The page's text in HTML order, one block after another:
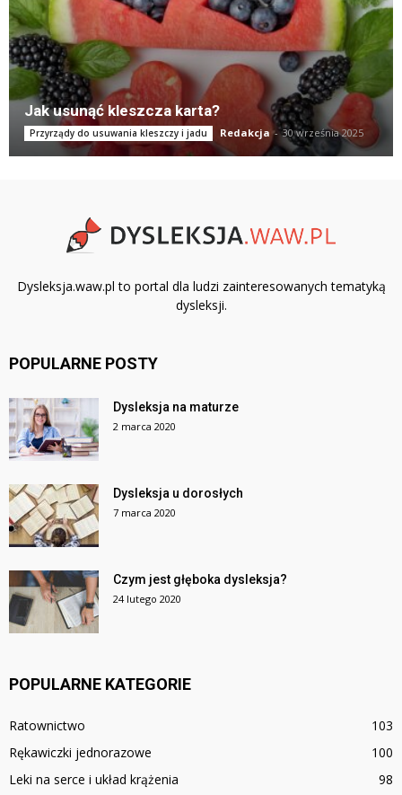
Jak usunąć kleszcza karta?
Przyrządy do usuwania kleszczy i jadu Redakcja - 30 września 2025
Dysleksja.waw.pl to portal dla ludzi zainteresowanych tematyką
dysleksji.
POPULARNE POSTY
Dysleksja na maturze
2 marca 2020
Dysleksja u dorosłych
7 marca 2020
Czym jest głęboka dysleksja?
24 lutego 2020
POPULARNE KATEGORIE
Ratownictwo
103
Rękawiczki jednorazowe
100
Leki na serce i układ krążenia
98